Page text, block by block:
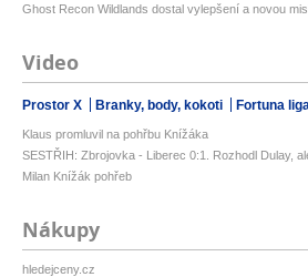
Ghost Recon Wildlands dostal vylepšení a novou
Video
Prostor X Branky, body, kokoti Fortuna liga
Klaus promluvil na pohřbu Knížáka
SESTŘIH: Zbrojovka - Liberec 0:1. Rozhodl Dulay,
Milan Knížák pohřeb
Nákupy
hledejceny.cz